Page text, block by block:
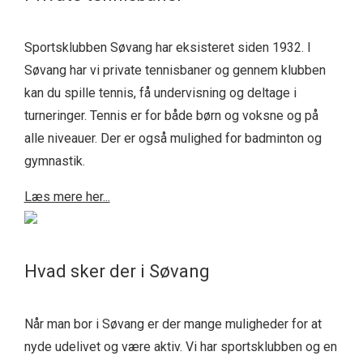
Sportsklubben Søvang har eksisteret siden 1932. I
Søvang har vi private tennisbaner og gennem klubben
kan du spille tennis, få undervisning og deltage i
turneringer. Tennis er for både børn og voksne og på
alle niveauer. Der er også mulighed for badminton og
gymnastik.
Læs mere her...
Hvad sker der i Søvang
Når man bor i Søvang er der mange muligheder for at
nyde udelivet og være aktiv. Vi har sportsklubben og en